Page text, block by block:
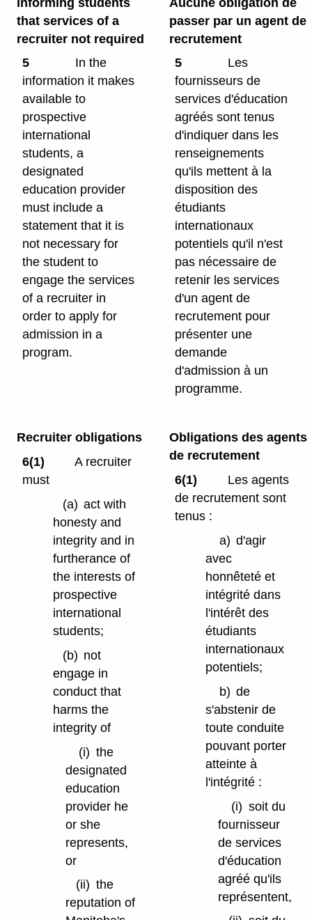
that services of a
recruiter not required
5
In the
information it makes
available to
prospective
international
students, a
designated
education provider
must include a
statement that it is
not necessary for
the student to
engage the services
of a recruiter in
order to apply for
admission in a
program.
passer par un agent de
recrutement
5
Les
fournisseurs de
services d'éducation
agréés sont tenus
d'indiquer dans les
renseignements
qu'ils mettent à la
disposition des
étudiants
internationaux
potentiels qu'il n'est
pas nécessaire de
retenir les services
d'un agent de
recrutement pour
présenter une
demande
d'admission à un
programme.
Recruiter obligations
6(1)
A recruiter
must
(a) act with
honesty and
integrity and in
furtherance of
the interests of
prospective
international
students;
(b) not
engage in
conduct that
harms the
integrity of
(i) the
designated
education
provider he
or she
represents,
or
(ii) the
reputation of
Obligations des agents
de recrutement
6(1)
Les agents
de recrutement sont
tenus :
a) d'agir
avec
honnêteté et
intégrité dans
l'intérêt des
étudiants
internationaux
potentiels;
b) de
s'abstenir de
toute conduite
pouvant porter
atteinte à
l'intégrité :
(i) soit du
fournisseur
de services
d'éducation
agréé qu'ils
représentent,